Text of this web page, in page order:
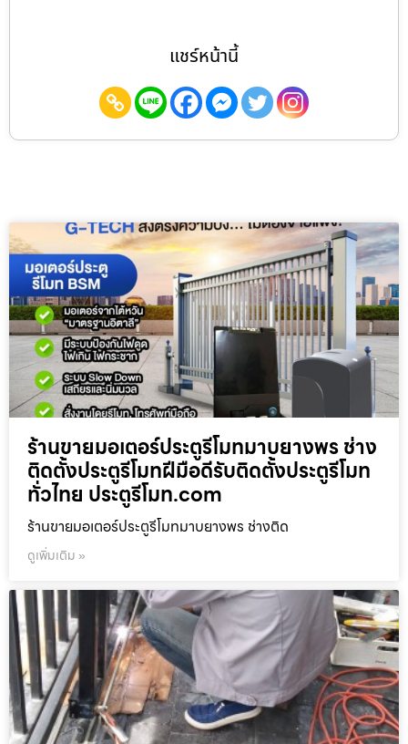
แชร์หน้านี้
ร้านขายมอเตอร์ประตูรีโมทมาบยางพร ช่าง
ติดตั้งประตูรีโมทฝีมือดีรับติดตั้งประตูรีโมท
ทั่วไทย ประตูรีโมท.com
ร้านขายมอเตอร์ประตูรีโมทมาบยางพร ช่างติด
ดูเพิ่มเติม »